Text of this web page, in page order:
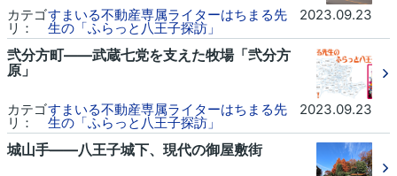
カテゴ
リ：
すまいる不動産専属ライターはちまる先
生の「ふらっと八王子探訪」
2023.09.23
弐分方町――武蔵七党を支えた牧場「弐分方
原」
カテゴ
リ：
すまいる不動産専属ライターはちまる先
生の「ふらっと八王子探訪」
2023.09.23
城山手――八王子城下、現代の御屋敷街